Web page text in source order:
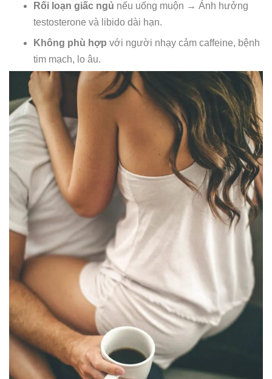
Rối loạn giấc ngủ nếu uống muộn → Ảnh hưởng
testosterone và libido dài hạn.
Không phù hợp với người nhạy cảm caffeine, bệnh
tim mạch, lo âu.